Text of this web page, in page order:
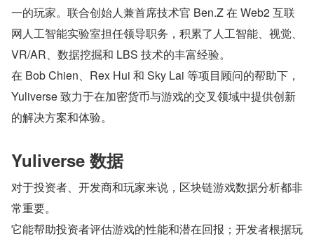
一的玩家。联合创始人兼首席技术官 Ben.Z 在 Web2 互联
网人工智能实验室担任领导职务，积累了人工智能、视觉、
VR/AR、数据挖掘和 LBS 技术的丰富经验。
在 Bob Chien、Rex Hui 和 Sky Lai 等项目顾问的帮助下，
Yuliverse 致力于在加密货币与游戏的交叉领域中提供创新
的解决方案和体验。
Yuliverse 数据
对于投资者、开发商和玩家来说，区块链游戏数据分析都非
常重要。
它能帮助投资者评估游戏的性能和潜在回报；开发者根据玩